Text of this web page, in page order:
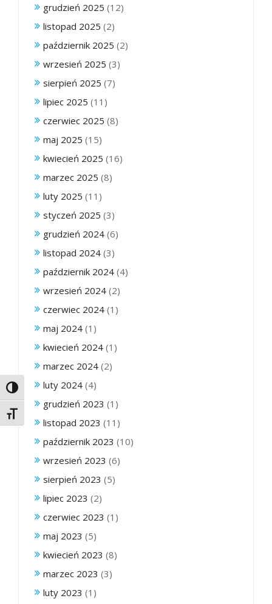
Toggle High Contrast
Toggle Font size
grudzień 2025 (12)
listopad 2025 (2)
październik 2025 (2)
wrzesień 2025 (3)
sierpień 2025 (7)
lipiec 2025 (11)
czerwiec 2025 (8)
maj 2025 (15)
kwiecień 2025 (16)
marzec 2025 (8)
luty 2025 (11)
styczeń 2025 (3)
grudzień 2024 (6)
listopad 2024 (3)
październik 2024 (4)
wrzesień 2024 (2)
czerwiec 2024 (1)
maj 2024 (1)
kwiecień 2024 (1)
marzec 2024 (2)
luty 2024 (4)
grudzień 2023 (1)
listopad 2023 (11)
październik 2023 (10)
wrzesień 2023 (6)
sierpień 2023 (5)
lipiec 2023 (2)
czerwiec 2023 (1)
maj 2023 (5)
kwiecień 2023 (8)
marzec 2023 (3)
luty 2023 (1)